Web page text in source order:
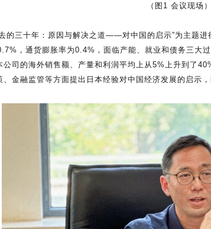
（图1 会议现场）
的三十年：原因与解决之道——对中国的启示”为主题
，通货膨胀率为0.4%，面临产能、就业和债务三大
司的海外销售额、产量和利润平均上从5%上升到了
金融监管等方面提出日本经验对中国经济发展的启示